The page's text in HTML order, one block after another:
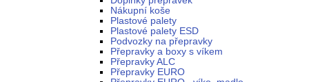
Nákupní koše
Plastové palety
Plastové palety ESD
Podvozky na přepravky
Přepravky a boxy s víkem
Přepravky ALC
Přepravky EURO